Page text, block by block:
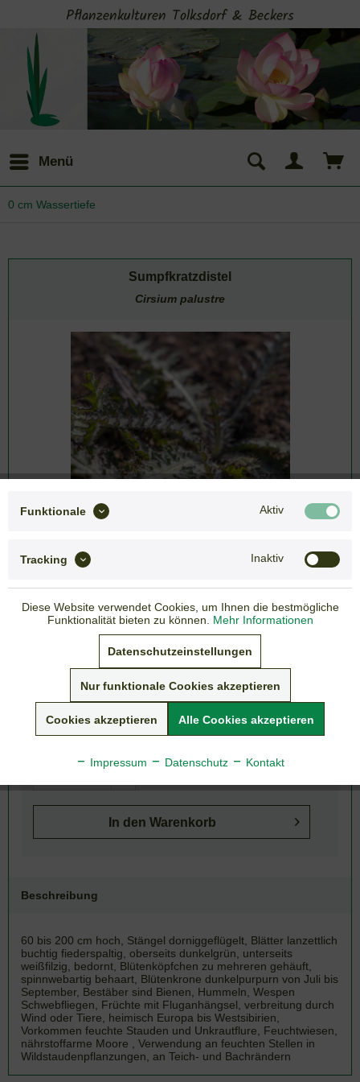
Pflanzenkulturen Tolksdorf & Beckers
Menü
0 cm Wassertiefe
Sumpfkratzdistel
Cirsium palustre
4,60 € *
zzgl. Versandkosten
Lieferzeit: 3-7 Tage
Sommer-Versandpause vom 05. - 19.07.2026
Artikel-Nr.: 130-249
In den Warenkorb
Beschreibung
60 bis 200 cm hoch, Stängel dorniggeflügelt, Blätter lanzettlich
buchtig fiederspaltig, oberseits dunkelgrün, unterseits
weißfilzig, bedornt, Blütenköpfchen zu mehreren gehäuft,
spinnwebartig behaart, Blütenkrone dunkelpurpurn von Juli bis
September, Bestäber sind Bienen, Hummeln, Wespen
Schwebfliegen, Früchte mit Fluganhängsel, verbreitung durch
Wind oder Tiere, heimisch Europa bis Westsibirien,
Vorkommen feuchte Stauden und Unkrautflure, Feuchtwiesen,
nährstoffarme Moore , Verwendung an feuchten Stellen in
Wildstaudenpflanzungen, an Teich- und Bachrändern
Funktionale Aktiv
Tracking Inaktiv
Diese Website verwendet Cookies, um Ihnen die bestmögliche
Funktionalität bieten zu können. Mehr Informationen
Datenschutzeinstellungen
Nur funktionale Cookies akzeptieren
Cookies akzeptieren Alle Cookies akzeptieren
Impressum Datenschutz Kontakt